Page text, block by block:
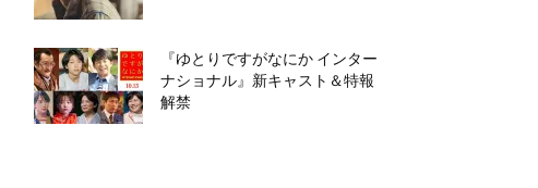
『ゆとりですがなにか インター
ナショナル』新キャスト＆特報
解禁